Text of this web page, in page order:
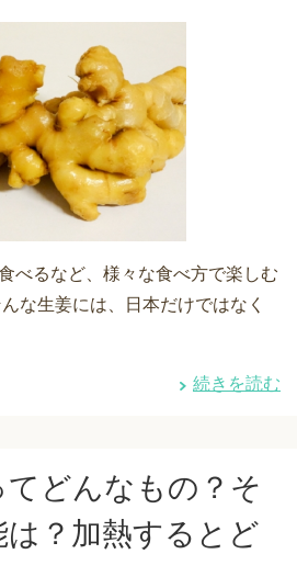
べるなど、様々な食べ方で楽しむ
な生姜には、日本だけではなく
続きを読む
どんなもの？そ
？加熱するとど